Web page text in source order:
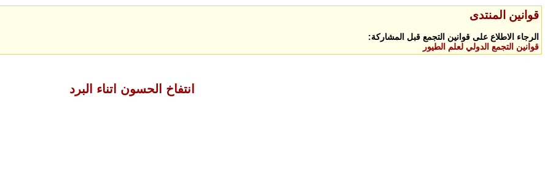
قوانين المنتدى
الرجاء الاطلاع على قوانين التجمع قبل المشاركة:
قوانين التجمع الدولي لعلم الطيور
انتفاخ الحسون اتناء البرد